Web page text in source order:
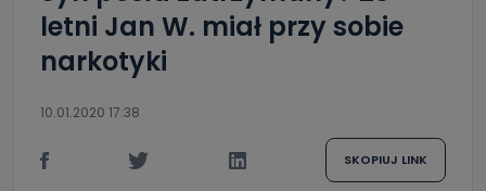
letni Jan W. miał przy sobie
narkotyki
10.01.2020 17:38
SKOPIUJ LINK